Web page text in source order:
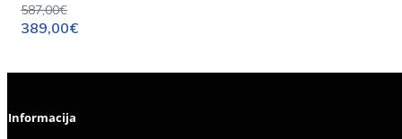
587,00€
389,00€
Informacija